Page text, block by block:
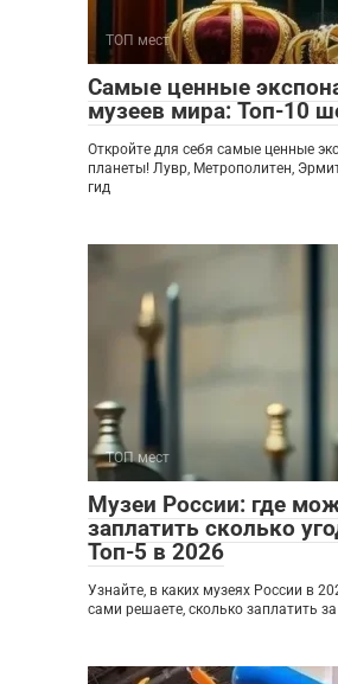
ТОП мест
Самые ценные
музеев мира: Топ-10
Откройте для себя самые ценные
планеты! Лувр, Метрополитен,
гид
ТОП мест
Музеи России: где
заплатить сколько
Топ-5 в 2026
Узнайте, в каких музеях России в
сами решаете, сколько заплатить за